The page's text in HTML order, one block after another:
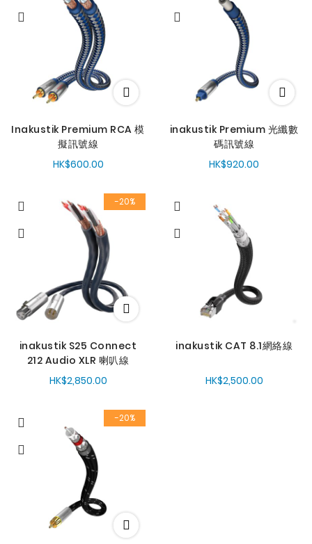
Inakustik Premium RCA 模
擬訊號線
HK$600.00
inakustik Premium 光纖數
碼訊號線
HK$920.00
-20%
inakustik S25 Connect
212 Audio XLR 喇叭線
HK$2,850.00
inakustik CAT 8.1網絡線
HK$2,500.00
-20%